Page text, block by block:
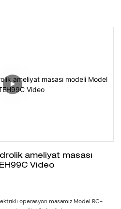
ameliyat masası
Video
operasyon masamız Model RC-